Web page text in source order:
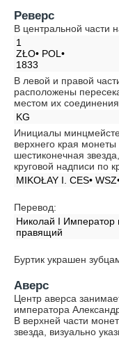
Реверс
В центральной части
1
ZŁO• POL•
1833
В левой и правой
расположены
местом их
KG
Инициалы
верхнего края
шестиконечная
круговой надписи по
MIKOŁAY I. CES•
Перевод:
Николай I Император
правящий
Буртик украшен
Аверс
Центр аверса
императора
В верхней части
звезда, визуально